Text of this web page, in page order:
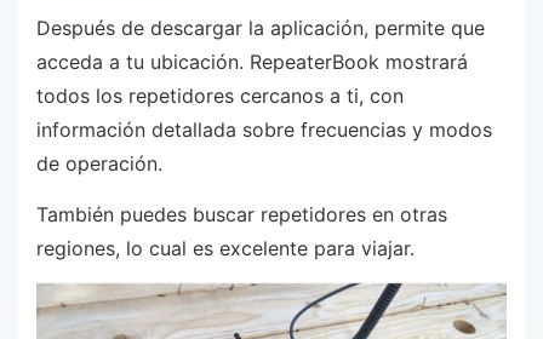
Después de descargar la aplicación, permite que
acceda a tu ubicación. RepeaterBook mostrará
todos los repetidores cercanos a ti, con
información detallada sobre frecuencias y modos
de operación.
También puedes buscar repetidores en otras
regiones, lo cual es excelente para viajar.